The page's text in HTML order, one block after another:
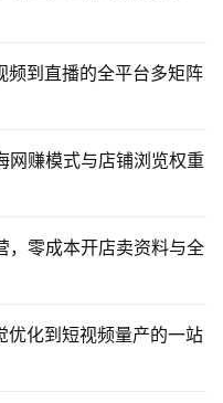
频到直播的全平台多矩阵
网赚模式与店铺浏览权重
，零成本开店卖资料与全
优化到短视频量产的一站